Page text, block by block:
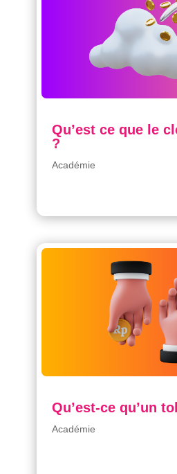
Qu’est ce que le
?
Académie
Qu’est-ce qu’un
Académie